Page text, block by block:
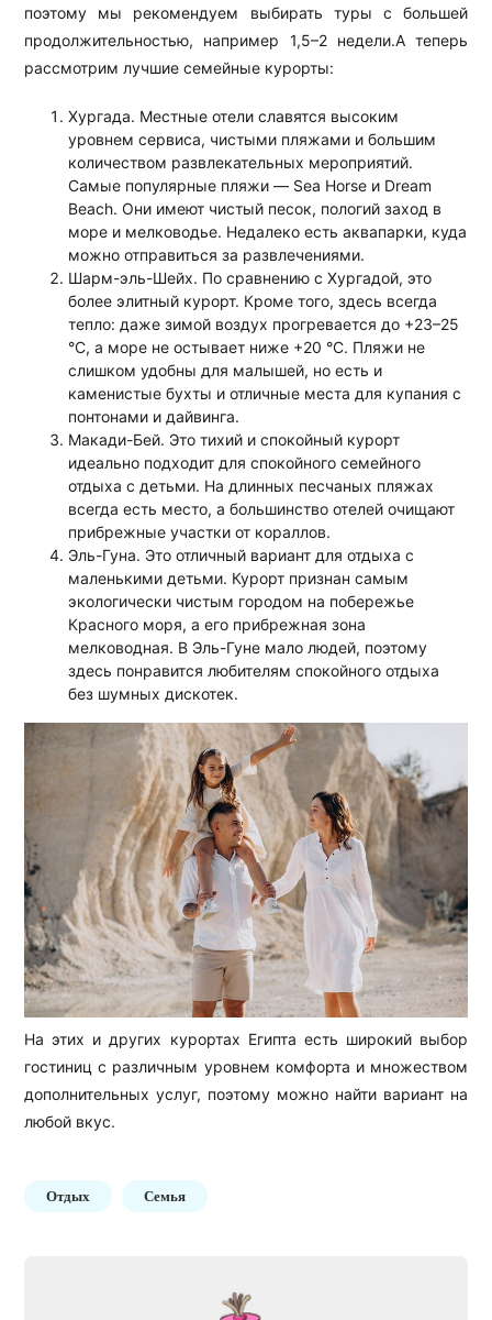
поэтому мы рекомендуем выбирать туры с большей
продолжительностью, например 1,5–2 недели.А теперь
рассмотрим лучшие семейные курорты:
Хургада. Местные отели славятся высоким
уровнем сервиса, чистыми пляжами и большим
количеством развлекательных мероприятий.
Самые популярные пляжи — Sea Horse и Dream
Beach. Они имеют чистый песок, пологий заход в
море и мелководье. Недалеко есть аквапарки, куда
можно отправиться за развлечениями.
Шарм-эль-Шейх. По сравнению с Хургадой, это
более элитный курорт. Кроме того, здесь всегда
тепло: даже зимой воздух прогревается до +23–25
°C, а море не остывает ниже +20 °C. Пляжи не
слишком удобны для малышей, но есть и
каменистые бухты и отличные места для купания с
понтонами и дайвинга.
Макади-Бей. Это тихий и спокойный курорт
идеально подходит для спокойного семейного
отдыха с детьми. На длинных песчаных пляжах
всегда есть место, а большинство отелей очищают
прибрежные участки от кораллов.
Эль-Гуна. Это отличный вариант для отдыха с
маленькими детьми. Курорт признан самым
экологически чистым городом на побережье
Красного моря, а его прибрежная зона
мелководная. В Эль-Гуне мало людей, поэтому
здесь понравится любителям спокойного отдыха
без шумных дискотек.
На этих и других курортах Египта есть широкий выбор
гостиниц с различным уровнем комфорта и множеством
дополнительных услуг, поэтому можно найти вариант на
любой вкус.
Отдых Семья